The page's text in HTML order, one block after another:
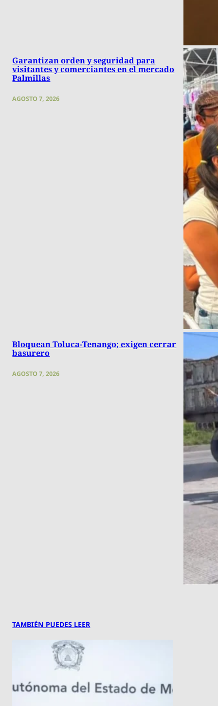
Garantizan orden y seguridad para
visitantes y comerciantes en el mercado
Palmillas
AGOSTO 7, 2026
Bloquean Toluca-Tenango; exigen cerrar
basurero
AGOSTO 7, 2026
TAMBIÉN PUEDES LEER